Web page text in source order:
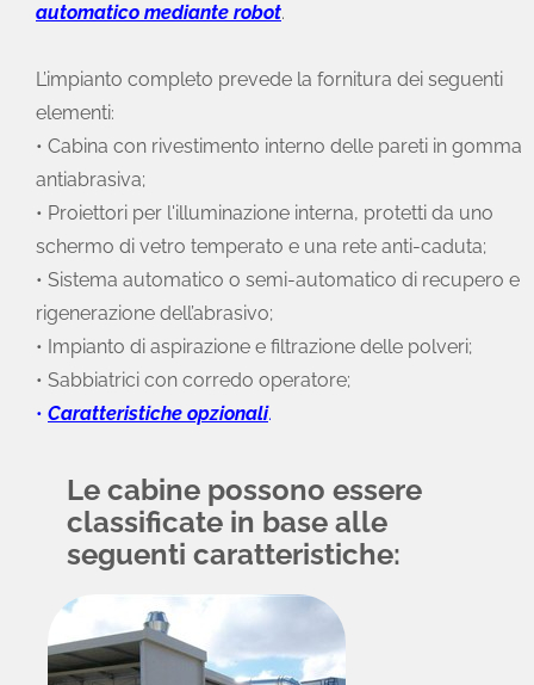
automatico mediante robot.
L’impianto completo prevede la fornitura dei seguenti
elementi:
• Cabina con rivestimento interno delle pareti in gomma
antiabrasiva;
• Proiettori per l'illuminazione interna, protetti da uno
schermo di vetro temperato e una rete anti-caduta;
• Sistema automatico o semi-automatico di recupero e
rigenerazione dell’abrasivo;
• Impianto di aspirazione e filtrazione delle polveri;
• Sabbiatrici con corredo operatore;
• Caratteristiche opzionali.
Le cabine possono essere
classificate in base alle
seguenti caratteristiche: